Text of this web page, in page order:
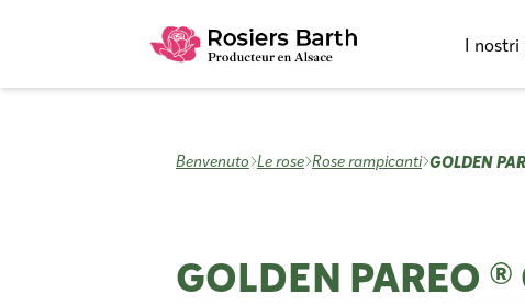
I
Benvenuto Le rose Rose rampicanti GOLDEN
GOLDEN PAREO